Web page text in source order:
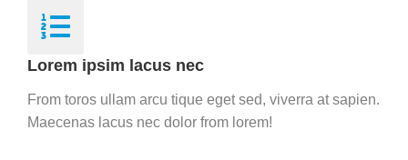
Lorem ipsim lacus nec
From toros ullam arcu tique eget sed, viverra at sapien.
Maecenas lacus nec dolor from lorem!